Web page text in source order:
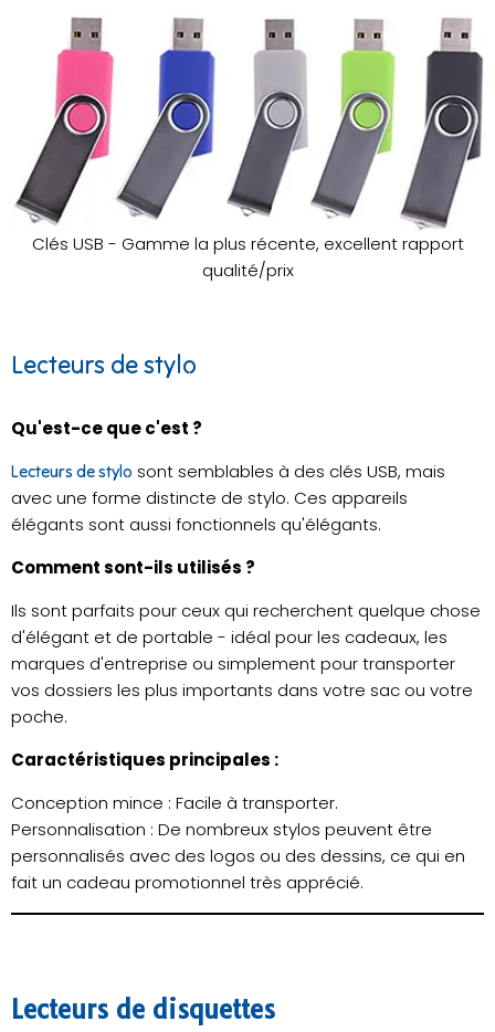
Clés USB - Gamme la plus récente, excellent rapport
qualité/prix
Lecteurs de stylo
Qu'est-ce que c'est ?
Lecteurs de stylo sont semblables à des clés USB, mais
avec une forme distincte de stylo. Ces appareils
élégants sont aussi fonctionnels qu'élégants.
Comment sont-ils utilisés ?
Ils sont parfaits pour ceux qui recherchent quelque chose
d'élégant et de portable - idéal pour les cadeaux, les
marques d'entreprise ou simplement pour transporter
vos dossiers les plus importants dans votre sac ou votre
poche.
Caractéristiques principales :
Conception mince : Facile à transporter.
Personnalisation : De nombreux stylos peuvent être
personnalisés avec des logos ou des dessins, ce qui en
fait un cadeau promotionnel très apprécié.
Lecteurs de disquettes